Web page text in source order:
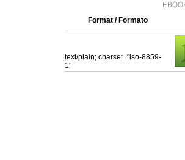
Format / Formato
text/plain; charset="iso-8859-
1"